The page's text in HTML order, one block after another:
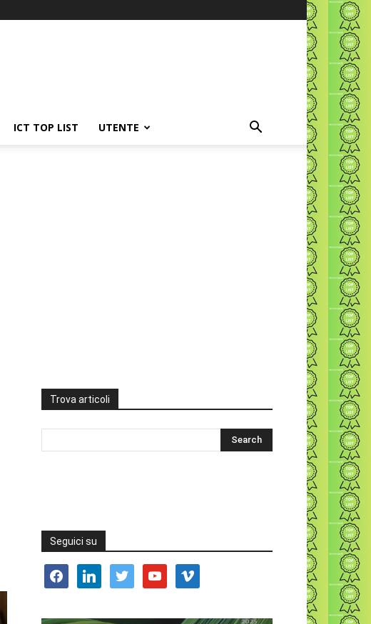
ICT TOP LIST UTENTE
Trova articoli
Seguici su
facebooklinkedin twitter youtube vimeo